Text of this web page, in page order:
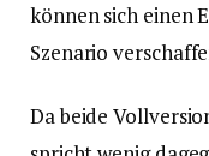
können sich einen
Szenario
Da beide